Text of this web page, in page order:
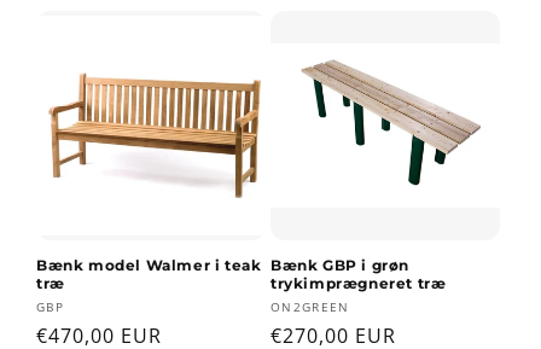
Bænk model Walmer i teak
træ
Forhandler:
GBP
Normalpris
€470,00 EUR
Bænk GBP i grøn
trykimprægneret træ
Forhandler:
ON2GREEN
Normalpris
€270,00 EUR